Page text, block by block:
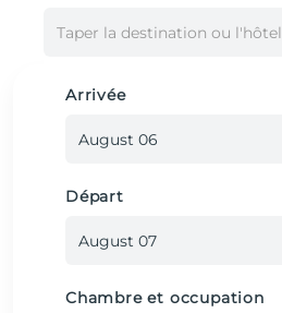
Taper la destination ou l'hôtel
Arrivée
Départ
Chambre et occupation